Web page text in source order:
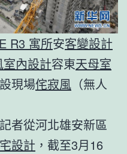
R3 寓所安客變設計
室內設計容東天母室
現場侘寂風 （無人
記者從河北雄安新區
設計 ，截至3月16